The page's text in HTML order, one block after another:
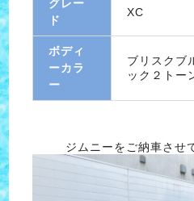
グレー
ド
XC
ボディ
ーカラ
ー
ブリスクブ
ック２トー
ジムニーをご納車させ